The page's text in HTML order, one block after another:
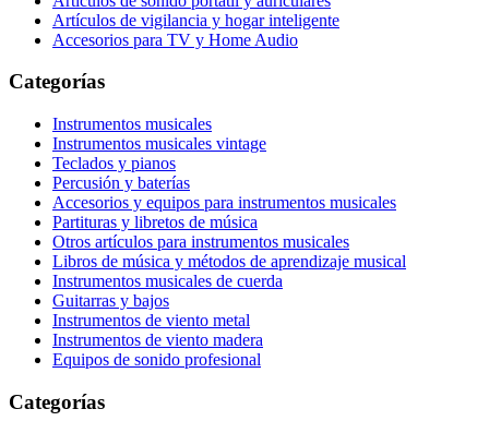
Artículos de vigilancia y hogar inteligente
Accesorios para TV y Home Audio
Categorías
Instrumentos musicales
Instrumentos musicales vintage
Teclados y pianos
Percusión y baterías
Accesorios y equipos para instrumentos musicales
Partituras y libretos de música
Otros artículos para instrumentos musicales
Libros de música y métodos de aprendizaje musical
Instrumentos musicales de cuerda
Guitarras y bajos
Instrumentos de viento metal
Instrumentos de viento madera
Equipos de sonido profesional
Categorías